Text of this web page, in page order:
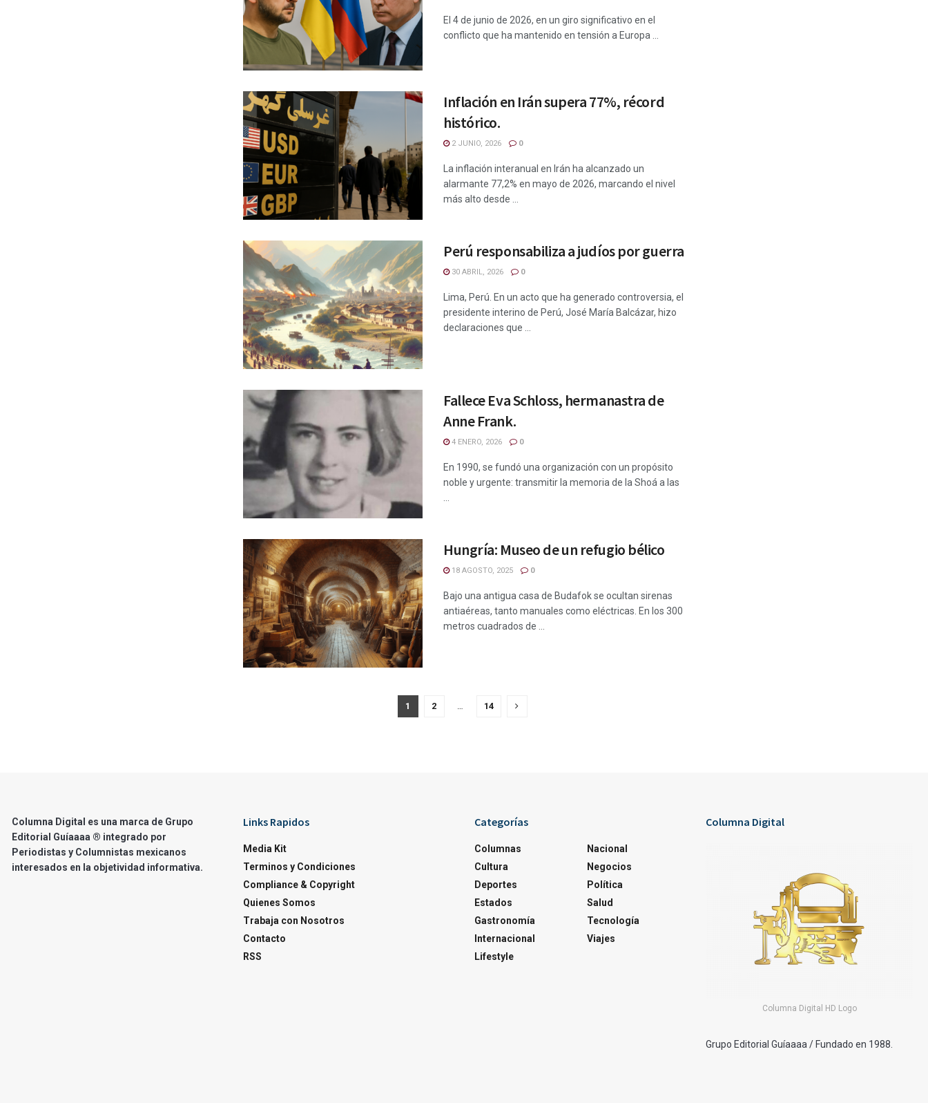
El 4 de junio de 2026, en un giro significativo en el
conflicto que ha mantenido en tensión a Europa ...
Inflación en Irán supera 77%, récord
histórico.
2 JUNIO, 2026 0
La inflación interanual en Irán ha alcanzado un
alarmante 77,2% en mayo de 2026, marcando el nivel
más alto desde ...
Perú responsabiliza a judíos por guerra
30 ABRIL, 2026 0
Lima, Perú. En un acto que ha generado controversia, el
presidente interino de Perú, José María Balcázar, hizo
declaraciones que ...
Fallece Eva Schloss, hermanastra de
Anne Frank.
4 ENERO, 2026 0
En 1990, se fundó una organización con un propósito
noble y urgente: transmitir la memoria de la Shoá a las
...
Hungría: Museo de un refugio bélico
18 AGOSTO, 2025 0
Bajo una antigua casa de Budafok se ocultan sirenas
antiaéreas, tanto manuales como eléctricas. En los 300
metros cuadrados de ...
1 2 … 14
Columna Digital es una marca de Grupo
Editorial Guíaaaa ® integrado por
Periodistas y Columnistas mexicanos
interesados en la objetividad informativa.
Links Rapidos
Media Kit
Terminos y Condiciones
Compliance & Copyright
Quienes Somos
Trabaja con Nosotros
Contacto
RSS
Categorías
Columnas
Cultura
Deportes
Estados
Gastronomía
Internacional
Lifestyle
Nacional
Negocios
Política
Salud
Tecnología
Viajes
Columna Digital
Columna Digital HD Logo
Grupo Editorial Guíaaaa / Fundado en 1988.